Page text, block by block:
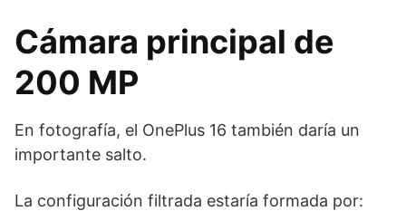
Cámara principal de
200 MP
En fotografía, el OnePlus 16 también daría un
importante salto.
La configuración filtrada estaría formada por: